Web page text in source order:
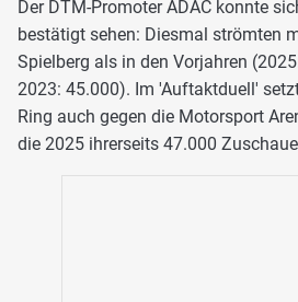
Der DTM-Promoter ADAC konnte
bestätigt sehen: Diesmal strömten
Spielberg als in den Vorjahren
2023: 45.000). Im 'Auftaktduell'
Ring auch gegen die Motorsport
die 2025 ihrerseits 47.000